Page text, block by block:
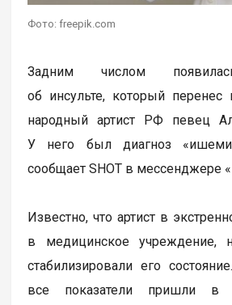
Фото: freepik.com
Задним числом
об инсульте, который перенес
народный артист РФ певец
У него был диагноз
сообщает SHOT в мессенджере
Известно, что артист в
в медицинское учреждение,
стабилизировали его
все показатели пришли в